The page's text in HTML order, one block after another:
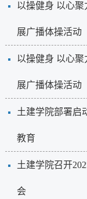
以操健身 以心
展广播体操活动
以操健身 以心
展广播体操活动
土建学院部署启
教育
土建学院召开
会